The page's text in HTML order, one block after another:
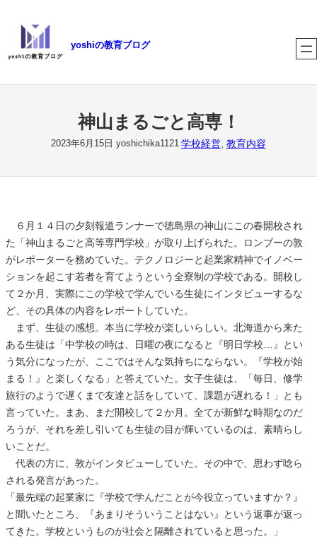
yoshiの教育ブログ
神山まるごと高専！
2023年6月15日 yoshichika1121 学校経営, 教育内容
６月１４日の夕刻報道ランナーで徳島県の神山にこの春開校され
た「神山まるごと高等専門学校」が取り上げられた。ロンブーの敦
がレポーターを務めていた。テクノロジーと起業家精神でイノベー
ションを起こす若者を育てようという全寮制の学校である。開校し
て２か月、実際にこの学校で学んでいる生徒にインタビューするな
ど、その具体の内容をレポートしていた。
まず、生徒の感想。本当に学校が楽しいらしい。北海道から来た
ある生徒は「中学校の時は、日曜の夜になると『明日学校…』とい
う気分になったが、ここではそんな気持ちにならない。『学校が始
まる！』と楽しくなる」と答えていた。女子生徒は、「毎日、修学
旅行のようで遅くまで友達と話をしていて、課題が遅れる！」とも
言っていた。まあ、まだ開校して２か月。全てが新鮮な時期なのだ
ろうが、それを差し引いても生徒の目が輝いているのは、素晴らし
いことだ。
代表の方に、敦がインタビューしていた。その中で、思わず唸ら
される発言があった。
「最先端の起業家に『学校で学んだことが今役立っていますか？』
と聞いたところ、『あまりそういうことはない』という返事が返っ
てきた。学校というものが社会と隔離されていると思った。」